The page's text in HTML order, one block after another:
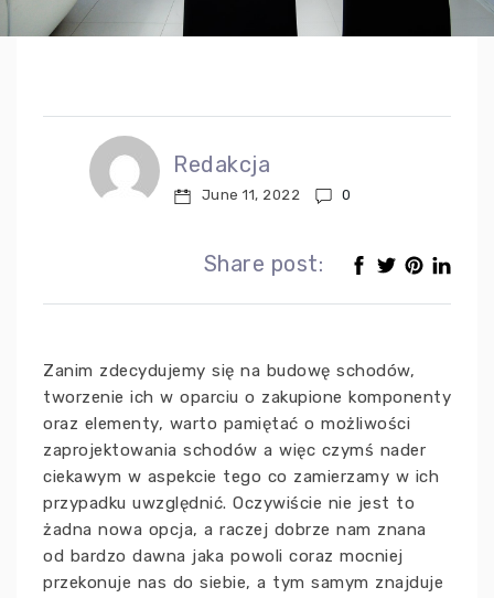
Redakcja
June 11, 2022 0
Share post:
Zanim zdecydujemy się na budowę schodów,
tworzenie ich w oparciu o zakupione komponenty
oraz elementy, warto pamiętać o możliwości
zaprojektowania schodów a więc czymś nader
ciekawym w aspekcie tego co zamierzamy w ich
przypadku uwzględnić. Oczywiście nie jest to
żadna nowa opcja, a raczej dobrze nam znana
od bardzo dawna jaka powoli coraz mocniej
przekonuje nas do siebie, a tym samym znajduje